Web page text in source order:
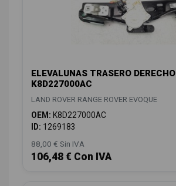
ELEVALUNAS TRASERO DERECHO
K8D227000AC
LAND ROVER RANGE ROVER EVOQUE
OEM: K8D227000AC
ID: 1269183
88,00 € Sin IVA
106,48 € Con IVA